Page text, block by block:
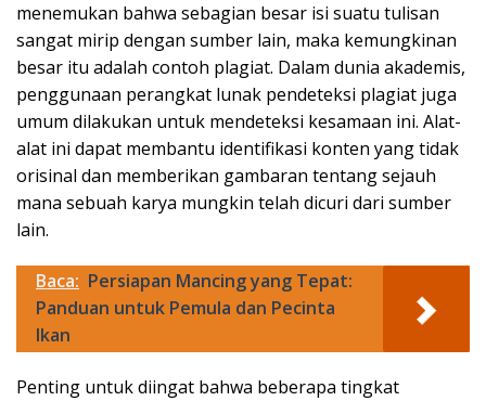
menemukan bahwa sebagian besar isi suatu tulisan
sangat mirip dengan sumber lain, maka kemungkinan
besar itu adalah contoh plagiat. Dalam dunia akademis,
penggunaan perangkat lunak pendeteksi plagiat juga
umum dilakukan untuk mendeteksi kesamaan ini. Alat-
alat ini dapat membantu identifikasi konten yang tidak
orisinal dan memberikan gambaran tentang sejauh
mana sebuah karya mungkin telah dicuri dari sumber
lain.
Baca: Persiapan Mancing yang Tepat:
Panduan untuk Pemula dan Pecinta
Ikan
Penting untuk diingat bahwa beberapa tingkat